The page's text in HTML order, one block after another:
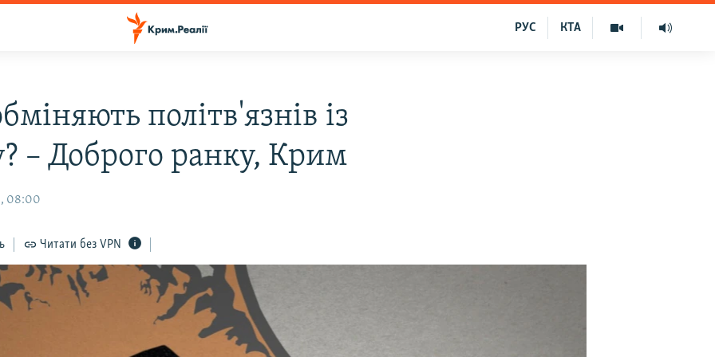
КТА
РУС
політв'язнів із
– Доброго ранку, Крим
08:00
Читати без VPN